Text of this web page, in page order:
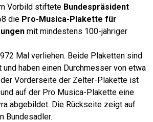
Vorbild stiftete Bundespräsident
die Pro-Musica-Plakette für
mit mindestens 100-jähriger
Mal verliehen. Beide Plaketten sind
haben einen Durchmesser von etwa
Vorderseite der Zelter-Plakette ist
auf der Pro Musica-Plakette eine
abgebildet. Die Rückseite zeigt auf
Bundesadler.